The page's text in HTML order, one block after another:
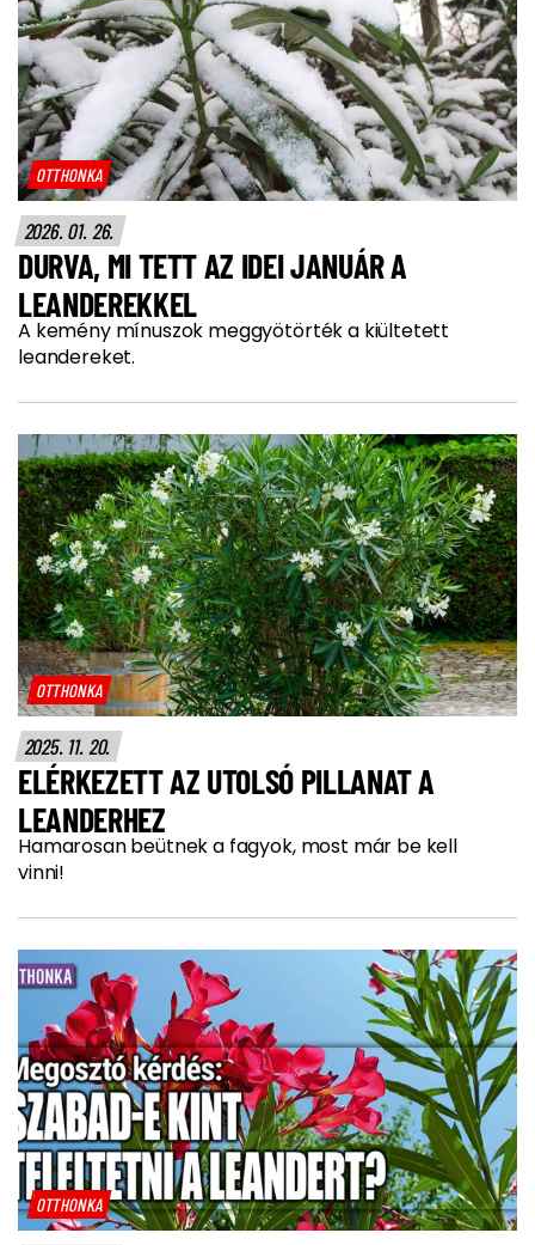
OTTHONKA
2026. 01. 26.
DURVA, MI TETT AZ IDEI JANUÁR A
LEANDEREKKEL
A kemény mínuszok meggyötörték a kiültetett
leandereket.
OTTHONKA
2025. 11. 20.
ELÉRKEZETT AZ UTOLSÓ PILLANAT A
LEANDERHEZ
Hamarosan beütnek a fagyok, most már be kell
vinni!
OTTHONKA